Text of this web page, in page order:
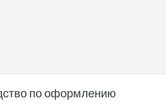
по оформлению